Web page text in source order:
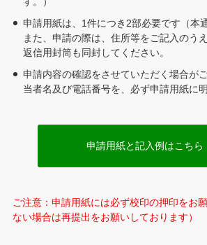
申請用紙は、1件につき2部必要です（本
また、申請の際は、住所等をご記入のう
返信用封筒も同封してください。
申請内容の確認をさせていただく場合が
当者名及び電話番号を、必ず申請用紙に
申請用紙と記入例はこちら
ご注意：申請用紙には必ず校印の押印をお
ない場合は再提出をお願いしております）